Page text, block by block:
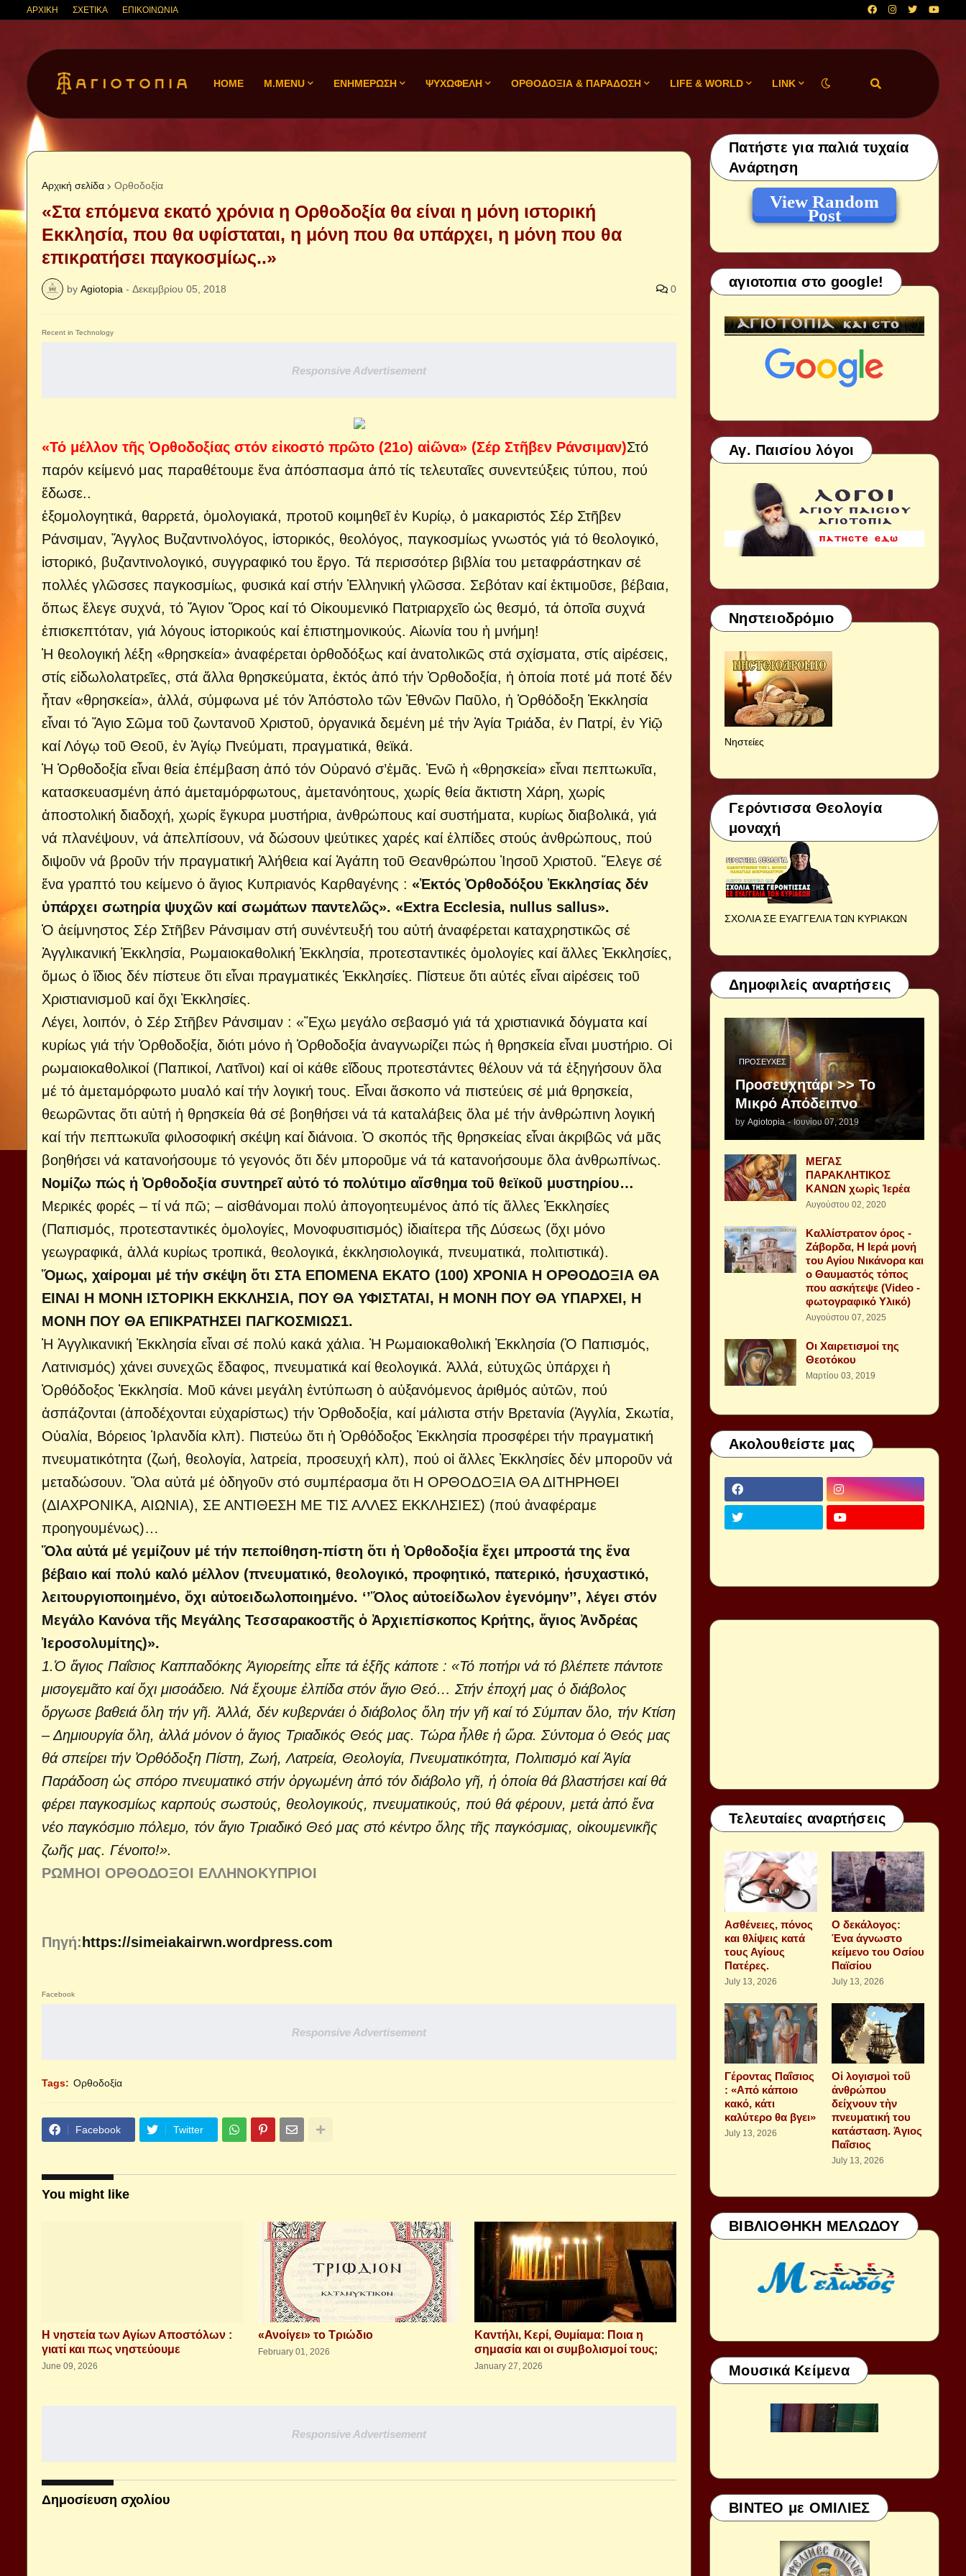
ΑΡΧΙΚΗ ΣΧΕΤΙΚΑ ΕΠΙΚΟΙΝΩΝΙΑ
HOME M.MENU ΕΝΗΜΕΡΩΣΗ ΨΥΧΩΦΕΛΗ ΟΡΘΟΔΟΞΙΑ & ΠΑΡΑΔΟΣΗ LIFE & WORLD LINK
Αρχική σελίδα Ορθοδοξία
«Στα επόμενα εκατό χρόνια η Ορθοδοξία θα είναι η μόνη ιστορική
Εκκλησία, που θα υφίσταται, η μόνη που θα υπάρχει, η μόνη που θα
επικρατήσει παγκοσμίως..»
by Agiotopia - Δεκεμβρίου 05, 2018 0
Recent in Technology
Responsive Advertisement
«Τό μέλλον τῆς Ὀρθοδοξίας στόν εἰκοστό πρῶτο (21ο) αἰῶνα» (Σέρ Στῆβεν Ράνσιμαν)Στό
παρόν κείμενό μας παραθέτουμε ἕνα ἀπόσπασμα ἀπό τίς τελευταῖες συνεντεύξεις τύπου, πού
ἔδωσε..
ἐξομολογητικά, θαρρετά, ὁμολογιακά, προτοῦ κοιμηθεῖ ἐν Κυρίῳ, ὁ μακαριστός Σέρ Στῆβεν
Ράνσιμαν, Ἄγγλος Βυζαντινολόγος, ἱστορικός, θεολόγος, παγκοσμίως γνωστός γιά τό θεολογικό,
ἱστορικό, βυζαντινολογικό, συγγραφικό του ἔργο. Τά περισσότερ βιβλία του μεταφράστηκαν σέ
πολλές γλῶσσες παγκοσμίως, φυσικά καί στήν Ἑλληνική γλῶσσα. Σεβόταν καί ἐκτιμοῦσε, βέβαια,
ὅπως ἔλεγε συχνά, τό Ἅγιον Ὄρος καί τό Οἰκουμενικό Πατριαρχεῖο ὡς θεσμό, τά ὁποῖα συχνά
ἐπισκεπτόταν, γιά λόγους ἱστορικούς καί ἐπιστημονικούς. Αἰωνία του ἡ μνήμη!
Ἡ θεολογική λέξη «θρησκεία» ἀναφέρεται ὀρθοδόξως καί ἀνατολικῶς στά σχίσματα, στίς αἱρέσεις,
στίς εἰδωλολατρεῖες, στά ἄλλα θρησκεύματα, ἐκτός ἀπό τήν Ὀρθοδοξία, ἡ ὁποία ποτέ μά ποτέ δέν
ἦταν «θρησκεία», ἀλλά, σύμφωνα μέ τόν Ἀπόστολο τῶν Ἐθνῶν Παῦλο, ἡ Ὀρθόδοξη Ἐκκλησία
εἶναι τό Ἅγιο Σῶμα τοῦ ζωντανοῦ Χριστοῦ, ὀργανικά δεμένη μέ τήν Ἁγία Τριάδα, ἐν Πατρί, ἐν Υἱῷ
καί Λόγῳ τοῦ Θεοῦ, ἐν Ἁγίῳ Πνεύματι, πραγματικά, θεϊκά.
Ἡ Ὀρθοδοξία εἶναι θεία ἐπέμβαση ἀπό τόν Οὐρανό σ’ἐμᾶς. Ἐνῶ ἡ «θρησκεία» εἶναι πεπτωκυῖα,
κατασκευασμένη ἀπό ἀμεταμόρφωτους, ἀμετανόητους, χωρίς θεία ἄκτιστη Χάρη, χωρίς
ἀποστολική διαδοχή, χωρίς ἔγκυρα μυστήρια, ἀνθρώπους καί συστήματα, κυρίως διαβολικά, γιά
νά πλανέψουν, νά ἀπελπίσουν, νά δώσουν ψεύτικες χαρές καί ἐλπίδες στούς ἀνθρώπους, πού
διψοῦν νά βροῦν τήν πραγματική Ἀλήθεια καί Ἀγάπη τοῦ Θεανθρώπου Ἰησοῦ Χριστοῦ. Ἔλεγε σέ
ἕνα γραπτό του κείμενο ὁ ἅγιος Κυπριανός Καρθαγένης : «Ἐκτός Ὀρθοδόξου Ἐκκλησίας δέν
ὑπάρχει σωτηρία ψυχῶν καί σωμάτων παντελῶς». «Extra Ecclesia, nullus sallus».
Ὁ ἀείμνηστος Σέρ Στῆβεν Ράνσιμαν στή συνέντευξή του αὐτή ἀναφέρεται καταχρηστικῶς σέ
Ἀγγλικανική Ἐκκλησία, Ρωμαιοκαθολική Ἐκκλησία, προτεσταντικές ὁμολογίες καί ἄλλες Ἐκκλησίες,
ὅμως ὁ ἴδιος δέν πίστευε ὅτι εἶναι πραγματικές Ἐκκλησίες. Πίστευε ὅτι αὐτές εἶναι αἱρέσεις τοῦ
Χριστιανισμοῦ καί ὄχι Ἐκκλησίες.
Λέγει, λοιπόν, ὁ Σέρ Στῆβεν Ράνσιμαν : «Ἔχω μεγάλο σεβασμό γιά τά χριστιανικά δόγματα καί
κυρίως γιά τήν Ὀρθοδοξία, διότι μόνο ἡ Ὀρθοδοξία ἀναγνωρίζει πώς ἡ θρησκεία εἶναι μυστήριο. Οἱ
ρωμαιοκαθολικοί (Παπικοί, Λατῖνοι) καί οἱ κάθε εἴδους προτεστάντες θέλουν νά τά ἐξηγήσουν ὅλα
μέ τό ἀμεταμόρφωτο μυαλό καί τήν λογική τους. Εἶναι ἄσκοπο νά πιστεύεις σέ μιά θρησκεία,
θεωρῶντας ὅτι αὐτή ἡ θρησκεία θά σέ βοηθήσει νά τά καταλάβεις ὅλα μέ τήν ἀνθρώπινη λογική
καί τήν πεπτωκυῖα φιλοσοφική σκέψη καί διάνοια. Ὁ σκοπός τῆς θρησκείας εἶναι ἀκριβῶς νά μᾶς
βοηθήσει νά κατανοήσουμε τό γεγονός ὅτι δέν μποροῦμε νά τά κατανοήσουμε ὅλα ἀνθρωπίνως.
Νομίζω πώς ἡ Ὀρθοδοξία συντηρεῖ αὐτό τό πολύτιμο αἴσθημα τοῦ θεϊκοῦ μυστηρίου…
Μερικές φορές – τί νά πῶ; – αἰσθάνομαι πολύ ἀπογοητευμένος ἀπό τίς ἄλλες Ἐκκλησίες
(Παπισμός, προτεσταντικές ὁμολογίες, Μονοφυσιτισμός) ἰδιαίτερα τῆς Δύσεως (ὄχι μόνο
γεωγραφικά, ἀλλά κυρίως τροπικά, θεολογικά, ἐκκλησιολογικά, πνευματικά, πολιτιστικά).
Ὅμως, χαίρομαι μέ τήν σκέψη ὅτι ΣΤΑ ΕΠΟΜΕΝΑ ΕΚΑΤΟ (100) ΧΡΟΝΙΑ Η ΟΡΘΟΔΟΞΙΑ ΘΑ
ΕΙΝΑΙ Η ΜΟΝΗ ΙΣΤΟΡΙΚΗ ΕΚΚΛΗΣΙΑ, ΠΟΥ ΘΑ ΥΦΙΣΤΑΤΑΙ, Η ΜΟΝΗ ΠΟΥ ΘΑ ΥΠΑΡΧΕΙ, Η
ΜΟΝΗ ΠΟΥ ΘΑ ΕΠΙΚΡΑΤΗΣΕΙ ΠΑΓΚΟΣΜΙΩΣ1.
Ἡ Ἀγγλικανική Ἐκκλησία εἶναι σέ πολύ κακά χάλια. Ἡ Ρωμαιοκαθολική Ἐκκλησία (Ὁ Παπισμός,
Λατινισμός) χάνει συνεχῶς ἔδαφος, πνευματικά καί θεολογικά. Ἀλλά, εὐτυχῶς ὑπάρχει ἡ
Ὀρθόδοξος Ἐκκλησία. Μοῦ κάνει μεγάλη ἐντύπωση ὁ αὐξανόμενος ἀριθμός αὐτῶν, πού
ἀσπάζονται (ἀποδέχονται εὐχαρίστως) τήν Ὀρθοδοξία, καί μάλιστα στήν Βρετανία (Ἀγγλία, Σκωτία,
Οὐαλία, Βόρειος Ἰρλανδία κλπ). Πιστεύω ὅτι ἡ Ὀρθόδοξος Ἐκκλησία προσφέρει τήν πραγματική
πνευματικότητα (ζωή, θεολογία, λατρεία, προσευχή κλπ), πού οἱ ἄλλες Ἐκκλησίες δέν μποροῦν νά
μεταδώσουν. Ὅλα αὐτά μέ ὁδηγοῦν στό συμπέρασμα ὅτι Η ΟΡΘΟΔΟΞΙΑ ΘΑ ΔΙΤΗΡΗΘΕΙ
(ΔΙΑΧΡΟΝΙΚΑ, ΑΙΩΝΙΑ), ΣΕ ΑΝΤΙΘΕΣΗ ΜΕ ΤΙΣ ΑΛΛΕΣ ΕΚΚΛΗΣΙΕΣ) (πού ἀναφέραμε
προηγουμένως)…
Ὅλα αὐτά μέ γεμίζουν μέ τήν πεποίθηση-πίστη ὅτι ἡ Ὀρθοδοξία ἔχει μπροστά της ἕνα
βέβαιο καί πολύ καλό μέλλον (πνευματικό, θεολογικό, προφητικό, πατερικό, ἡσυχαστικό,
λειτουργιοποιημένο, ὄχι αὐτοειδωλοποιημένο. ‘’Ὅλος αὐτοείδωλον ἐγενόμην’’, λέγει στόν
Μεγάλο Κανόνα τῆς Μεγάλης Τεσσαρακοστῆς ὁ Ἀρχιεπίσκοπος Κρήτης, ἅγιος Ἀνδρέας
Ἱεροσολυμίτης)».
1.Ὁ ἅγιος Παΐσιος Καππαδόκης Ἁγιορείτης εἶπε τά ἑξῆς κάποτε : «Τό ποτήρι νά τό βλέπετε πάντοτε
μισογεμᾶτο καί ὄχι μισοάδειο. Νά ἔχουμε ἐλπίδα στόν ἅγιο Θεό… Στήν ἐποχή μας ὁ διάβολος
ὄργωσε βαθειά ὅλη τήν γῆ. Ἀλλά, δέν κυβερνάει ὁ διάβολος ὅλη τήν γῆ καί τό Σύμπαν ὅλο, τήν Κτίση
– Δημιουργία ὅλη, ἀλλά μόνον ὁ ἅγιος Τριαδικός Θεός μας. Τώρα ἦλθε ἡ ὥρα. Σύντομα ὁ Θεός μας
θά σπείρει τήν Ὀρθόδοξη Πίστη, Ζωή, Λατρεία, Θεολογία, Πνευματικότητα, Πολιτισμό καί Ἁγία
Παράδοση ὡς σπόρο πνευματικό στήν ὀργωμένη ἀπό τόν διάβολο γῆ, ἡ ὁποία θά βλαστήσει καί θά
φέρει παγκοσμίως καρπούς σωστούς, θεολογικούς, πνευματικούς, πού θά φέρουν, μετά ἀπό ἕνα
νέο παγκόσμιο πόλεμο, τόν ἅγιο Τριαδικό Θεό μας στό κέντρο ὅλης τῆς παγκόσμιας, οἰκουμενικῆς
ζωῆς μας. Γένοιτο!».
ΡΩΜΗΟΙ ΟΡΘΟΔΟΞΟΙ ΕΛΛΗΝΟΚΥΠΡΙΟΙ
Πηγή: https://simeiakairwn.wordpress.com
Facebook
Responsive Advertisement
Tags: Ορθοδοξία
Facebook Twitter
You might like
Η νηστεία των Αγίων Αποστόλων :
γιατί και πως νηστεύουμε
June 09, 2026
«Ανοίγει» το Τριώδιο
February 01, 2026
Καντήλι, Κερί, Θυμίαμα: Ποια η
σημασία και οι συμβολισμοί τους;
January 27, 2026
Responsive Advertisement
Δημοσίευση σχολίου
Πατήστε για παλιά τυχαία
Ανάρτηση
View Random
Post
αγιοτοπια στο google!
Αγ. Παισίου λόγοι
Νηστειοδρόμιο
Νηστείες
Γερόντισσα Θεολογία
μοναχή
ΣΧΟΛΙΑ ΣΕ ΕΥΑΓΓΕΛΙΑ ΤΩΝ ΚΥΡΙΑΚΩΝ
Δημοφιλείς αναρτήσεις
ΠΡΟΣΕΥΧΈΣ
Προσευχητάρι >> Το
Μικρό Απόδειπνο
by Agiotopia - Ιουνίου 07, 2019
ΜΕΓΑΣ
ΠΑΡΑΚΛΗΤΙΚΟΣ
ΚΑΝΩΝ χωρὶς Ἱερέα
Αυγούστου 02, 2020
Καλλίστρατον όρος -
Ζάβορδα, Η Ιερά μονή
του Αγίου Νικάνορα και
ο Θαυμαστός τόπος
που ασκήτεψε (Video -
φωτογραφικό Υλικό)
Αυγούστου 07, 2025
Οι Χαιρετισμοί της
Θεοτόκου
Μαρτίου 03, 2019
Ακολουθείστε μας
Τελευταίες αναρτήσεις
Aσθένειες, πόνος
και θλίψεις κατά
τους Αγίους
Πατέρες.
July 13, 2026
Ο δεκάλογος:
Ένα άγνωστο
κείμενο του Οσίου
Παϊσίου
July 13, 2026
Γέροντας Παΐσιος
: «Από κάποιο
κακό, κάτι
καλύτερο θα βγει»
July 13, 2026
Οἱ λογισμοὶ τοῦ
ἀνθρώπου
δείχνουν τὴν
πνευματική του
κατάσταση. Ἁγιος
Παΐσιος
July 13, 2026
ΒΙΒΛΙΟΘΗΚΗ ΜΕΛΩΔΟΥ
Μουσικά Κείμενα
ΒΙΝΤΕΟ με ΟΜΙΛΙΕΣ